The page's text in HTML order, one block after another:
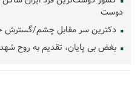
دوست
دکترین سر مقابل چشم/گسترش
بغض بی پایان، تقدیم به روح